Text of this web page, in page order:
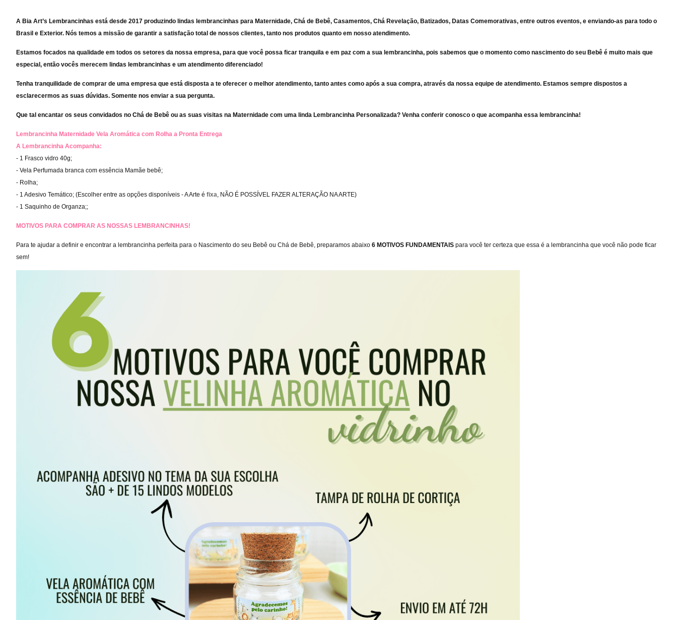
A Bia Art’s Lembrancinhas está desde 2017 produzindo lindas lembrancinhas para Maternidade, Chá de Bebê, Casamentos, Chá Revelação, Batizados, Datas Comemorativas, entre outros eventos, e enviando-as para todo o
Brasil e Exterior. Nós temos a missão de garantir a satisfação total de nossos clientes, tanto nos produtos quanto em nosso atendimento.
Estamos focados na qualidade em todos os setores da nossa empresa, para que você possa ficar tranquila e em paz com a sua lembrancinha, pois sabemos que o momento como nascimento do seu Bebê é muito mais que
especial, então vocês merecem lindas lembrancinhas e um atendimento diferenciado!
Tenha tranquilidade de comprar de uma empresa que está disposta a te oferecer o melhor atendimento, tanto antes como após a sua compra, através da nossa equipe de atendimento. Estamos sempre dispostos a
esclarecermos as suas dúvidas. Somente nos enviar a sua pergunta.
Que tal encantar os seus convidados no Chá de Bebê ou as suas visitas na Maternidade com uma linda Lembrancinha Personalizada? Venha conferir conosco o que acompanha essa lembrancinha!
Lembrancinha Maternidade Vela Aromática com Rolha a Pronta Entrega
A Lembrancinha Acompanha:
- 1 Frasco vidro 40g;
- Vela Perfumada branca com essência Mamãe bebê;
- Rolha;
- 1 Adesivo Temático; (Escolher entre as opções disponíveis - A Arte é fixa , NÃO É POSSÍVEL FAZER ALTERAÇÃO NA ARTE)
- 1 Saquinho de Organza;;
MOTIVOS PARA COMPRAR AS NOSSAS LEMBRANCINHAS!
Para te ajudar a definir e encontrar a lembrancinha perfeita para o Nascimento do seu Bebê ou Chá de Bebê, preparamos abaixo 6 MOTIVOS FUNDAMENTAIS para você ter certeza que essa é a lembrancinha que você não pode ficar
sem!